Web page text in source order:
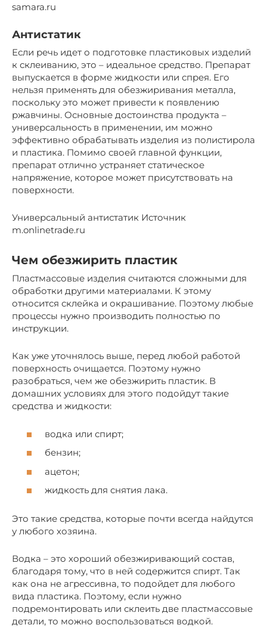
samara.ru
Антистатик
Если речь идет о подготовке пластиковых изделий
к склеиванию, это – идеальное средство. Препарат
выпускается в форме жидкости или спрея. Его
нельзя применять для обезжиривания металла,
поскольку это может привести к появлению
ржавчины. Основные достоинства продукта –
универсальность в применении, им можно
эффективно обрабатывать изделия из полистирола
и пластика. Помимо своей главной функции,
препарат отлично устраняет статическое
напряжение, которое может присутствовать на
поверхности.
Универсальный антистатик Источник
m.onlinetrade.ru
Чем обезжирить пластик
Пластмассовые изделия считаются сложными для
обработки другими материалами. К этому
относится склейка и окрашивание. Поэтому любые
процессы нужно производить полностью по
инструкции.
Как уже уточнялось выше, перед любой работой
поверхность очищается. Поэтому нужно
разобраться, чем же обезжирить пластик. В
домашних условиях для этого подойдут такие
средства и жидкости:
водка или спирт;
бензин;
ацетон;
жидкость для снятия лака.
Это такие средства, которые почти всегда найдутся
у любого хозяина.
Водка – это хороший обезжиривающий состав,
благодаря тому, что в ней содержится спирт. Так
как она не агрессивна, то подойдет для любого
вида пластика. Поэтому, если нужно
подремонтировать или склеить две пластмассовые
детали, то можно воспользоваться водкой.